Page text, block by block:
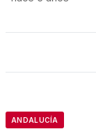
ANDALUCÍA